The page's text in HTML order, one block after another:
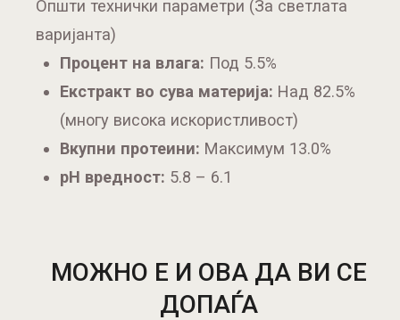
Општи технички параметри (За светлата
варијанта)
Процент на влага: Под 5.5%
Екстракт во сува материја: Над 82.5%
(многу висока искористливост)
Вкупни протеини: Максимум 13.0%
pH вредност: 5.8 – 6.1
МОЖНО Е И ОВА ДА ВИ СЕ
ДОПАЃА